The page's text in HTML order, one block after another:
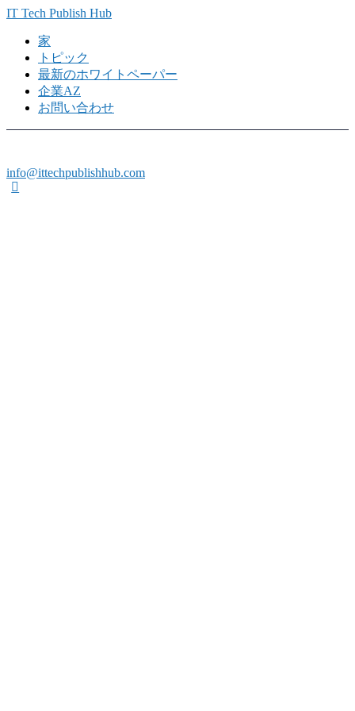
IT Tech Publish Hub
家
トピック
最新のホワイトペーパー
企業AZ
お問い合わせ
info@ittechpublishhub.com